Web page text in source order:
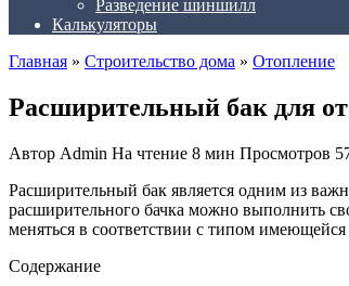
Разведение шиншилл
Калькуляторы
Главная » Строительство дома » Отопление
Расширительный бак для
Автор Admin На чтение 8 мин Просмотров
Расширительный бак является одним из
расширительного бачка можно выполнить
меняться в соответствии с типом
Содержание